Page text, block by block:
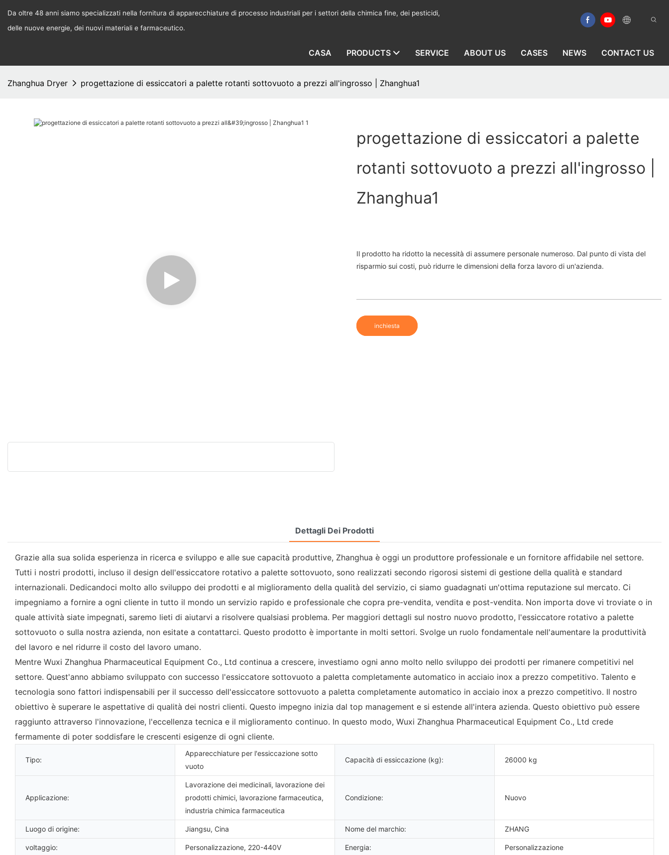
Da oltre 48 anni siamo specializzati nella fornitura di apparecchiature di processo industriali per i settori della chimica fine, dei pesticidi,
delle nuove energie, dei nuovi materiali e farmaceutico.
CASA PRODUCTS SERVICE ABOUT US CASES NEWS CONTACT US
Zhanghua Dryer progettazione di essiccatori a palette rotanti sottovuoto a prezzi all'ingrosso | Zhanghua1
progettazione di essiccatori a palette
rotanti sottovuoto a prezzi all'ingrosso |
Zhanghua1
Il prodotto ha ridotto la necessità di assumere personale numeroso. Dal punto di vista del
risparmio sui costi, può ridurre le dimensioni della forza lavoro di un'azienda.
inchiesta
Dettagli Dei Prodotti
Grazie alla sua solida esperienza in ricerca e sviluppo e alle sue capacità produttive, Zhanghua è oggi un produttore professionale e un fornitore affidabile nel settore.
Tutti i nostri prodotti, incluso il design dell'essiccatore rotativo a palette sottovuoto, sono realizzati secondo rigorosi sistemi di gestione della qualità e standard
internazionali. Dedicandoci molto allo sviluppo dei prodotti e al miglioramento della qualità del servizio, ci siamo guadagnati un'ottima reputazione sul mercato. Ci
impegniamo a fornire a ogni cliente in tutto il mondo un servizio rapido e professionale che copra pre-vendita, vendita e post-vendita. Non importa dove vi troviate o in
quale attività siate impegnati, saremo lieti di aiutarvi a risolvere qualsiasi problema. Per maggiori dettagli sul nostro nuovo prodotto, l'essiccatore rotativo a palette
sottovuoto o sulla nostra azienda, non esitate a contattarci. Questo prodotto è importante in molti settori. Svolge un ruolo fondamentale nell'aumentare la produttività
del lavoro e nel ridurre il costo del lavoro umano.
Mentre Wuxi Zhanghua Pharmaceutical Equipment Co., Ltd continua a crescere, investiamo ogni anno molto nello sviluppo dei prodotti per rimanere competitivi nel
settore. Quest'anno abbiamo sviluppato con successo l'essiccatore sottovuoto a paletta completamente automatico in acciaio inox a prezzo competitivo. Talento e
tecnologia sono fattori indispensabili per il successo dell'essiccatore sottovuoto a paletta completamente automatico in acciaio inox a prezzo competitivo. Il nostro
obiettivo è superare le aspettative di qualità dei nostri clienti. Questo impegno inizia dal top management e si estende all'intera azienda. Questo obiettivo può essere
raggiunto attraverso l'innovazione, l'eccellenza tecnica e il miglioramento continuo. In questo modo, Wuxi Zhanghua Pharmaceutical Equipment Co., Ltd crede
fermamente di poter soddisfare le crescenti esigenze di ogni cliente.
Tipo:
Apparecchiature per l'essiccazione sotto
vuoto
Capacità di essiccazione (kg): 26000 kg
Applicazione:
Lavorazione dei medicinali, lavorazione dei
prodotti chimici, lavorazione farmaceutica,
industria chimica farmaceutica
Condizione: Nuovo
Luogo di origine: Jiangsu, Cina Nome del marchio: ZHANG
voltaggio: Personalizzazione, 220-440V Energia: Personalizzazione